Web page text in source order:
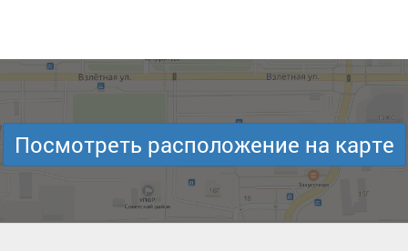
Посмотреть расположение на карте